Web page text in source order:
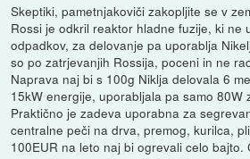
Skeptiki, pametnjakoviči zakopljite se v
Rossi je odkril reaktor hladne fuzije, ki ne
odpadkov, za delovanje pa uporablja
so po zatrjevanjih Rossija, poceni in ne
Naprava naj bi s 100g Niklja delovala 6
15kW energije, uporabljala pa samo 80W
Praktično je zadeva uporabna za
centralne peči na drva, premog, kurilca,
100EUR na leto naj bi ogrevali celo bajto.